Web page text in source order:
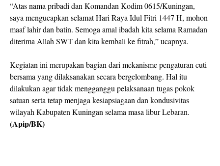
“Atas nama pribadi dan Komandan Kodim 0615/Kuningan,
saya mengucapkan selamat Hari Raya Idul Fitri 1447 H, mohon
maaf lahir dan batin. Semoga amal ibadah kita selama Ramadan
diterima Allah SWT dan kita kembali ke fitrah,” ucapnya.
Kegiatan ini merupakan bagian dari mekanisme pengaturan cuti
bersama yang dilaksanakan secara bergelombang. Hal itu
dilakukan agar tidak mengganggu pelaksanaan tugas pokok
satuan serta tetap menjaga kesiapsiagaan dan kondusivitas
wilayah Kabupaten Kuningan selama masa libur Lebaran.
(Apip/BK)